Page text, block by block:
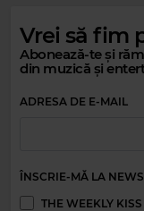
Vrei să fim
Abonează-te și
din muzică și
ADRESA DE E-MAIL
ÎNSCRIE-MĂ LA
THE WEEKLY KISS